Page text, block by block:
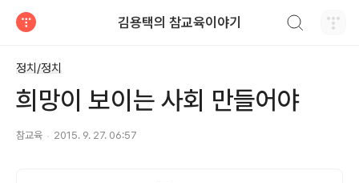
김용택의 참교육이야기
정치/정치
희망이 보이는 사회 만들어야
참교육 2015. 9. 27. 06:57